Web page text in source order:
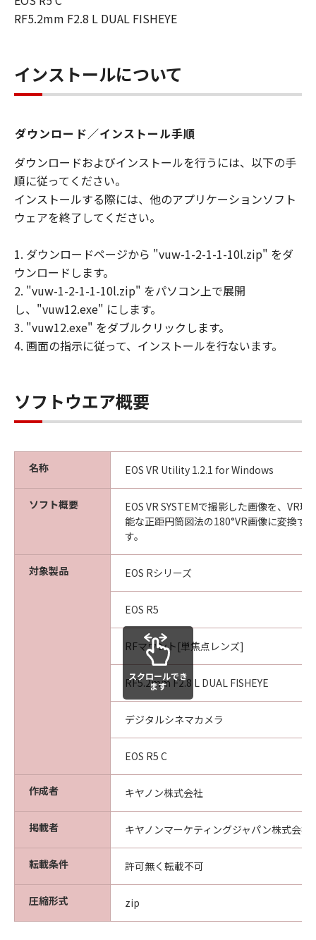
RF5.2mm F2.8 L DUAL FISHEYE
インストールについて
ダウンロード／インストール手順
ダウンロードおよびインストールを行うには、以下の手
順に従ってください。
インストールする際には、他のアプリケーションソフト
ウェアを終了してください。
1. ダウンロードページから "vuw-1-2-1-1-10l.zip" をダ
ウンロードします。
2. "vuw-1-2-1-1-10l.zip" をパソコン上で展開
し、"vuw12.exe" にします。
3. "vuw12.exe" をダブルクリックします。
4. 画面の指示に従って、インストールを行ないます。
ソフトウエア概要
名称 EOS VR Utility 1.2.1 for Windows
ソフト概要
EOS VR SYSTEMで撮影した画像を、VR
能な正距円筒図法の180°VR画像に変換す
す。
対象製品 EOS Rシリーズ
EOS R5
RFマウント[単焦点レンズ]
RF5.2mm F2.8 L DUAL FISHEYE
デジタルシネマカメラ
EOS R5 C
作成者 キヤノン株式会社
掲載者 キヤノンマーケティングジャパン株式会社
転載条件 許可無く転載不可
圧縮形式 zip
スクロールでき
ます